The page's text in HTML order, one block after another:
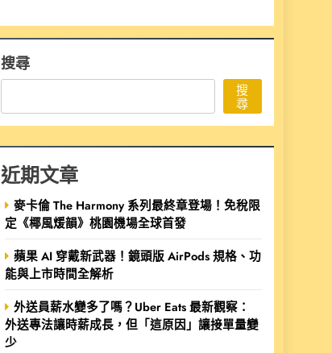
搜尋
搜
尋
近期文章
麥卡倫 The Harmony 系列最終章登場！免稅限
定《椰風煖韻》桃園機場全球首發
蘋果 AI 穿戴新武器！鏡頭版 AirPods 規格、功
能與上市時間全解析
外送員薪水變多了嗎？Uber Eats 最新觀察：
外送專法讓時薪成長，但「這原因」讓接單量變
少